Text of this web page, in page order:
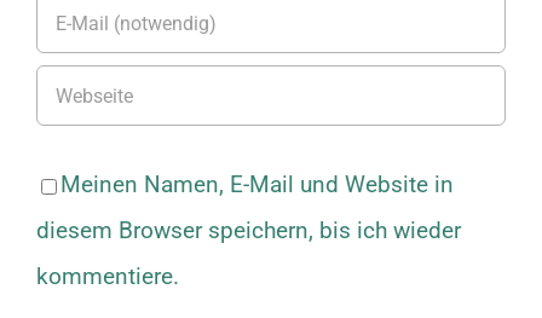
Meinen Namen, E-Mail und Website in
diesem Browser speichern, bis ich wieder
kommentiere.